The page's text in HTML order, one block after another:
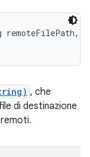
, che
di destinazione